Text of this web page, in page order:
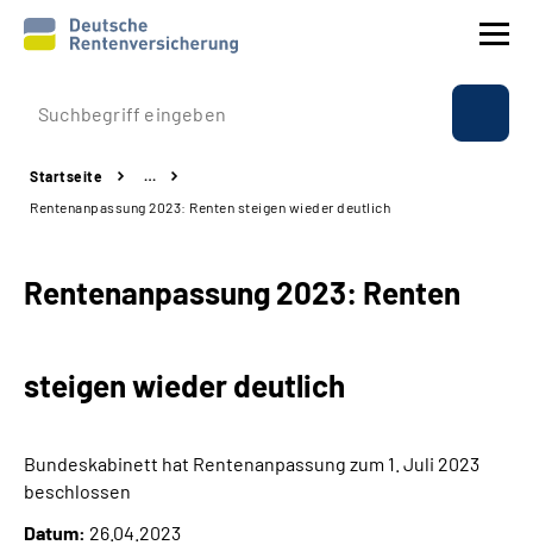
Prävention
Reha
Experten
Über uns & Presse
Online-Services
Startseite
…
Rentenanpassung 2023: Renten steigen wieder deutlich
Rentenanpassung 2023: Renten
steigen wieder deutlich
Bundeskabinett hat Rentenanpassung zum 1. Juli 2023
beschlossen
Datum: 26.04.2023